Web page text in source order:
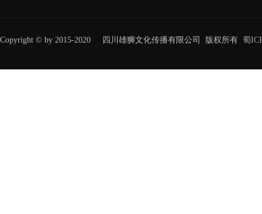
Copyright © by 2015-2020 四川雄狮文化传播有限公司 版权所有 蜀